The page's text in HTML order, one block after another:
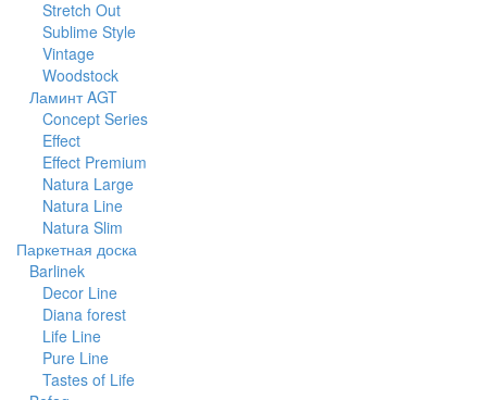
Stretch Out
Sublime Style
Vintage
Woodstock
Ламинт AGT
Concept Series
Effect
Effect Premium
Natura Large
Natura Line
Natura Slim
Паркетная доска
Barlinek
Decor Line
Diana forest
Life Line
Pure Line
Tastes of Life